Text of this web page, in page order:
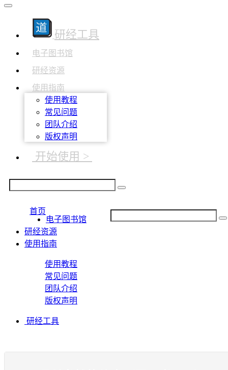
研经工具
电子图书馆
研经资源
使用指南
使用教程
常见问题
团队介绍
版权声明
开始使用 >
首页
电子图书馆
研经资源
使用指南
使用教程
常见问题
团队介绍
版权声明
研经工具